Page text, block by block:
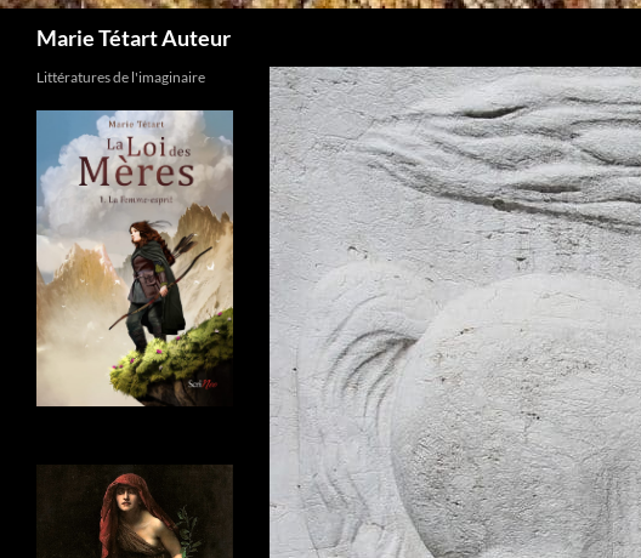
Marie Tétart Auteur
Littératures de l'imaginaire